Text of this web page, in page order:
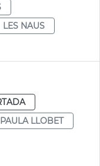
LES NAUS
PAULA LLOBET